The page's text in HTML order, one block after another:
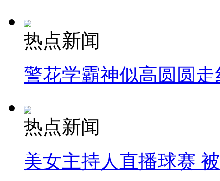
热点新闻
警花学霸神似高圆圆走
热点新闻
美女主持人直播球赛